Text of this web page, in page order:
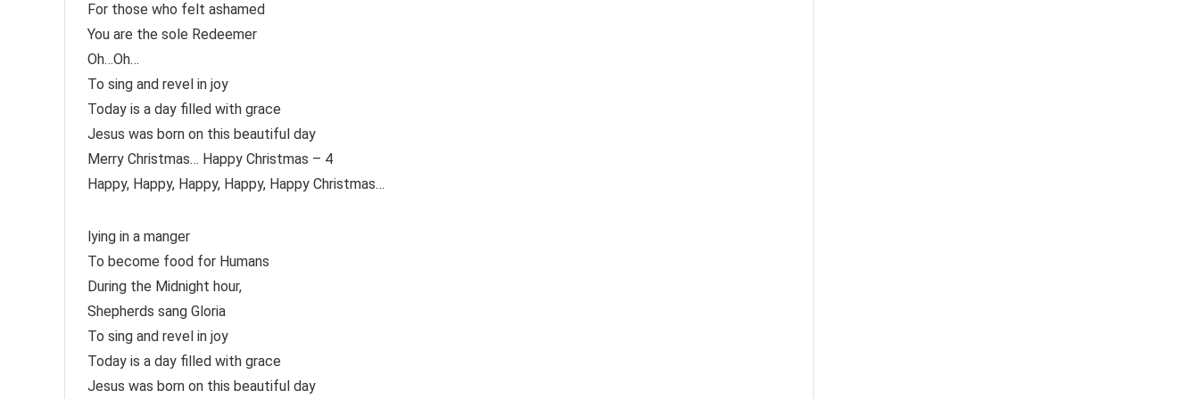
For those who felt ashamed
You are the sole Redeemer
Oh…Oh…
To sing and revel in joy
Today is a day filled with grace
Jesus was born on this beautiful day
Merry Christmas… Happy Christmas – 4
Happy, Happy, Happy, Happy, Happy Christmas…
lying in a manger
To become food for Humans
During the Midnight hour,
Shepherds sang Gloria
To sing and revel in joy
Today is a day filled with grace
Jesus was born on this beautiful day